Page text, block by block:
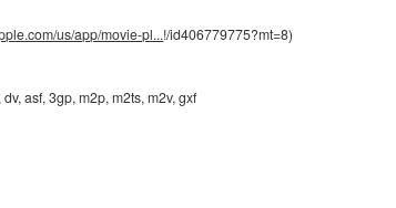
us/app/movie-pl...!/id406779775?mt=8)
asf, 3gp, m2p, m2ts, m2v, gxf